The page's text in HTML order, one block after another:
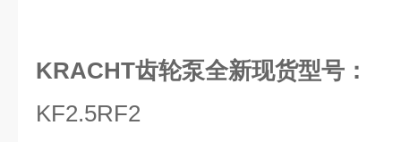
KRACHT齿轮泵全新现货型号：
KF2.5RF2